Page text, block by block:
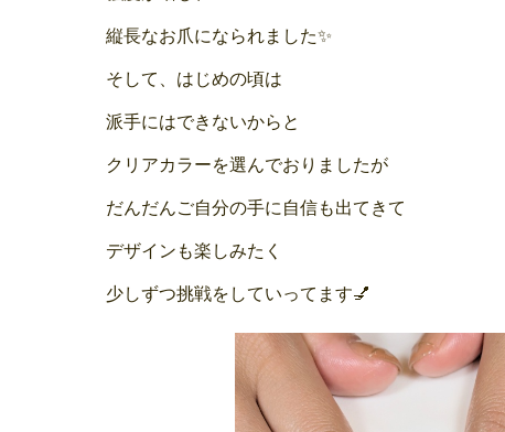
縦長なお爪になられました✨
そして、はじめの頃は
派手にはできないからと
クリアカラーを選んでおりましたが
だんだんご自分の手に自信も出てきて
デザインも楽しみたく
少しずつ挑戦をしていってます💅